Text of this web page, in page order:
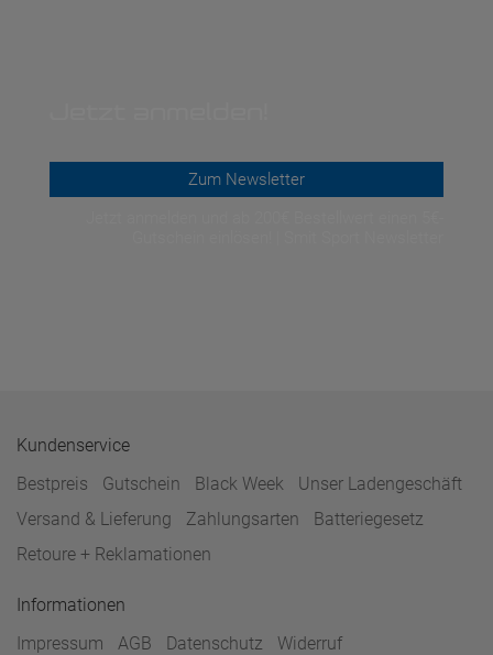
Zum Newsletter
Kundenservice
Bestpreis
Gutschein Black Week
Unser Ladengeschäft
Versand & Lieferung
Zahlungsarten
Batteriegesetz
Retoure + Reklamationen
Informationen
Impressum
AGB Datenschutz
Widerruf